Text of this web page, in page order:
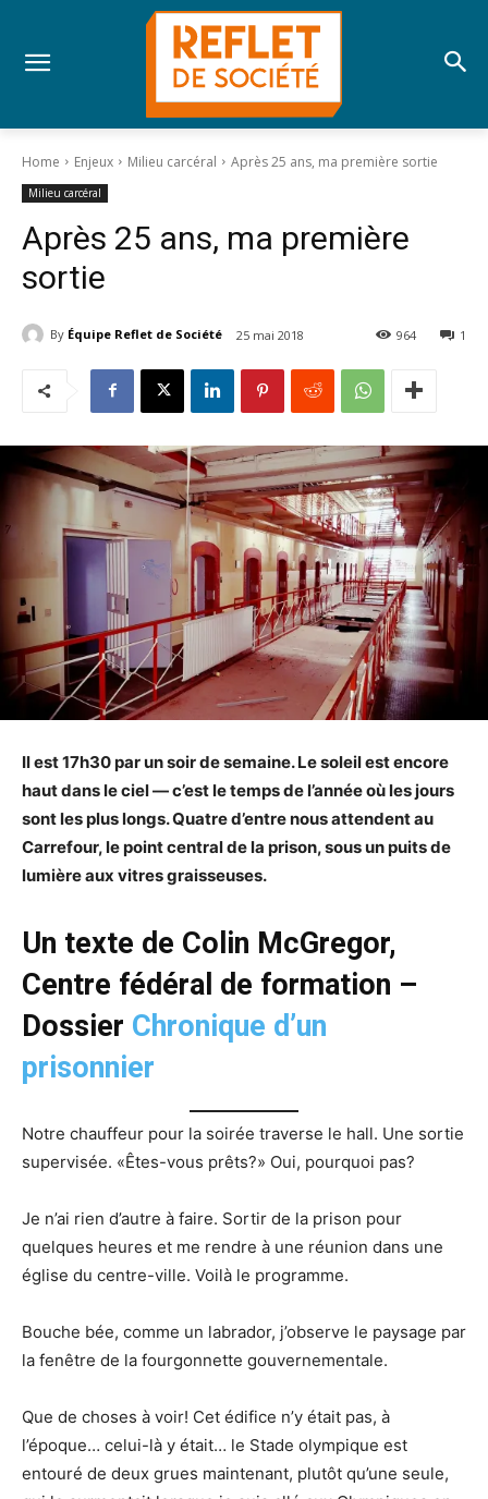
Home Enjeux Milieu carcéral Après 25 ans, ma première sortie
Milieu carcéral
Après 25 ans, ma première
sortie
By Équipe Reflet de Société 25 mai 2018 1
964
Il est 17h30 par un soir de semaine. Le soleil est encore
haut dans le ciel — c’est le temps de l’année où les jours
sont les plus longs. Quatre d’entre nous attendent au
Carrefour, le point central de la prison, sous un puits de
lumière aux vitres graisseuses.
Un texte de Colin McGregor,
Centre fédéral de formation –
Dossier Chronique d’un
prisonnier
Notre chauffeur pour la soirée traverse le hall. Une sortie
supervisée. «Êtes-vous prêts?» Oui, pourquoi pas?
Je n’ai rien d’autre à faire. Sortir de la prison pour
quelques heures et me rendre à une réunion dans une
église du centre-ville. Voilà le programme.
Bouche bée, comme un labrador, j’observe le paysage par
la fenêtre de la fourgonnette gouvernementale.
Que de choses à voir! Cet édifice n’y était pas, à
l’époque… celui-là y était… le Stade olympique est
entouré de deux grues maintenant, plutôt qu’une seule,